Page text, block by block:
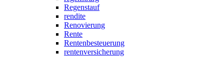
Regenstauf
rendite
Renovierung
Rente
Rentenbesteuerung
rentenversicherung